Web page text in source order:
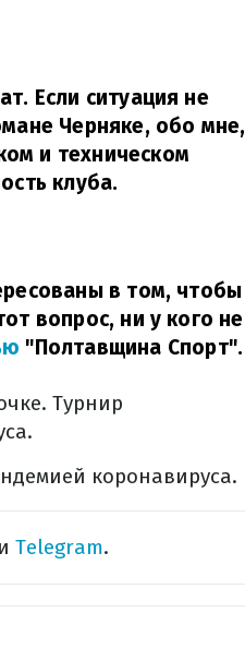
Если ситуация не
Черняке, обо мне,
и техническом
клуба.
в том, чтобы
вопрос, ни у кого не
"Полтавщина Спорт".
Турнир
коронавируса.
и Telegram.